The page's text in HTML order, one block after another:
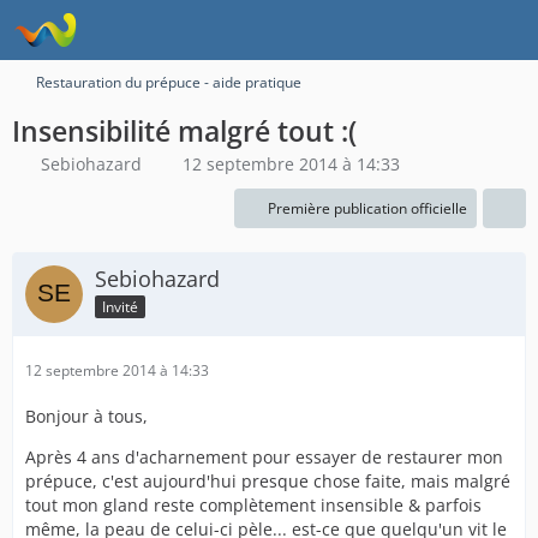
Restauration du prépuce - aide pratique
Insensibilité malgré tout :(
Sebiohazard 12 septembre 2014 à 14:33
Première publication officielle
Sebiohazard
Invité
12 septembre 2014 à 14:33
Bonjour à tous,
Après 4 ans d'acharnement pour essayer de restaurer mon
prépuce, c'est aujourd'hui presque chose faite, mais malgré
tout mon gland reste complètement insensible & parfois
même, la peau de celui-ci pèle... est-ce que quelqu'un vit le